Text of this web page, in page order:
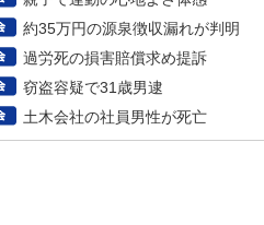
約35万円の源泉徴収漏れが判明
過労死の損害賠償求め提訴
窃盗容疑で31歳男逮
土木会社の社員男性が死亡